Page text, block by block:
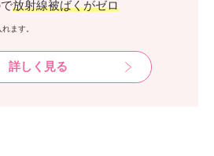
放射線被ばくがゼロ
ます。
詳しく見る